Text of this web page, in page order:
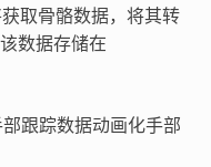
取骨骼数据，将其转
数据存储在
跟踪数据动画化手部